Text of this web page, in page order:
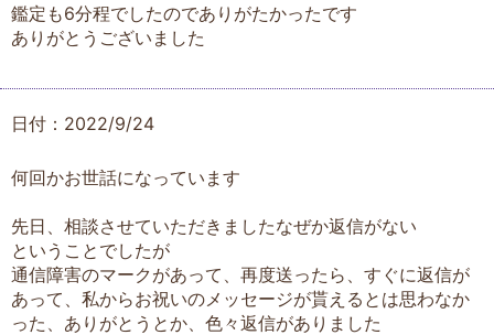
鑑定も6分程でしたのでありがたかったです
ありがとうございました
日付：2022/9/24
何回かお世話になっています
先日、相談させていただきましたなぜか返信がない
ということでしたが
通信障害のマークがあって、再度送ったら、すぐに返信が
あって、私からお祝いのメッセージが貰えるとは思わなか
った、ありがとうとか、色々返信がありました